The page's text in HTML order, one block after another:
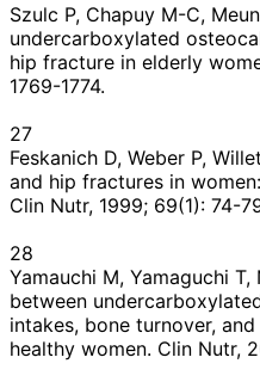
Szulc P, Chapuy M-C,
undercarboxylated
hip fracture in elderly
1769-1774.
27
Feskanich D, Weber P,
and hip fractures in
Clin Nutr, 1999; 69(1): 74-
28
Yamauchi M, Yamaguchi
between
intakes, bone turnover,
healthy women. Clin Nutr,